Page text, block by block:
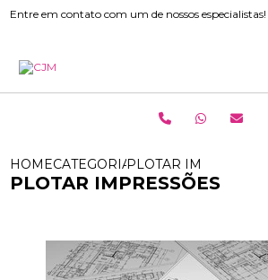
Entre em contato com um de nossos especialistas!
HOMECATEGORIASPLOTAR IMPRESSÕES
PLOTAR IMPRESSÕES